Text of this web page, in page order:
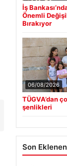
İş
Önemli
Bırakıyor
06/08/2026
TÜGVA’dan
şenlikleri
Son